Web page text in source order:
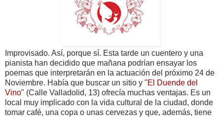
Improvisado. Así, porque sí. Esta tarde un cuentero y una
pianista han decidido que mañana podrían ensayar los
poemas que interpretarán en la actuación del próximo 24 de
Noviembre. Había que buscar un sitio y "El Duende del
Vino" (Calle Valladolid, 13) ofrecía muchas ventajas. Es un
local muy implicado con la vida cultural de la ciudad, donde
tomar café, una copa o unas cervezas y que, además, tiene